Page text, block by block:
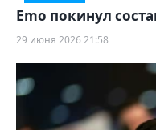
Emo покинул
29 июня 2026 21:58